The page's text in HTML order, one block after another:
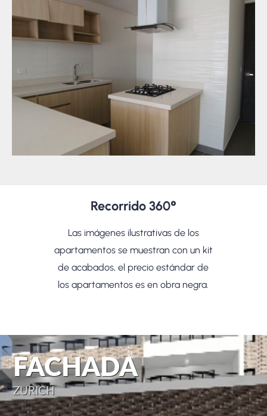
Recorrido 360°
Las imágenes ilustrativas de los
apartamentos se muestran con un kit
de acabados, el precio estándar de
los apartamentos es en obra negra.